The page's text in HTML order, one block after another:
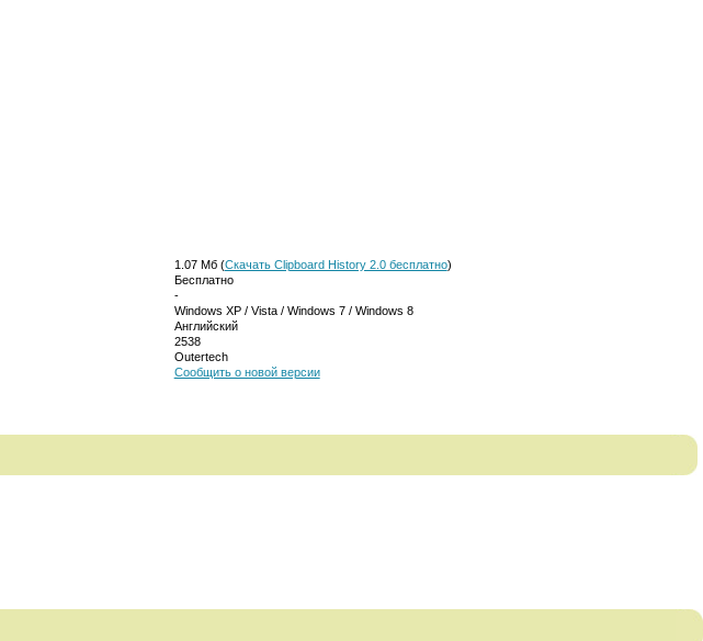
1.07 Мб (Скачать Clipboard History 2.0 бесплатно)
Бесплатно
-
Windows XP / Vista / Windows 7 / Windows 8
Английский
2538
Outertech
Сообщить о новой версии